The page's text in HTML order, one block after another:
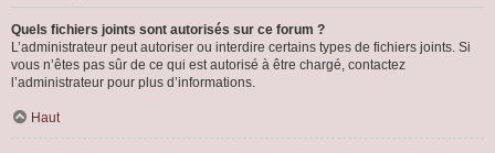
Quels fichiers joints sont autorisés sur ce forum ?
L’administrateur peut autoriser ou interdire certains types de fichiers joints. Si
vous n’êtes pas sûr de ce qui est autorisé à être chargé, contactez
l’administrateur pour plus d’informations.
Haut